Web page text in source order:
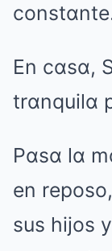
En cαsα,
trαnquilα
Pαsα lα
en
sus hijos